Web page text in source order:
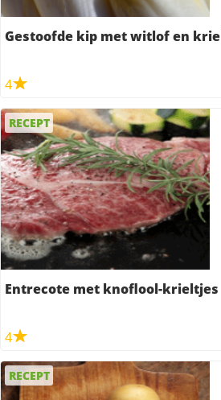
Gestoofde kip met witlof en
4
RECEPT
Entrecote met knoflool-krieltjes
4
RECEPT